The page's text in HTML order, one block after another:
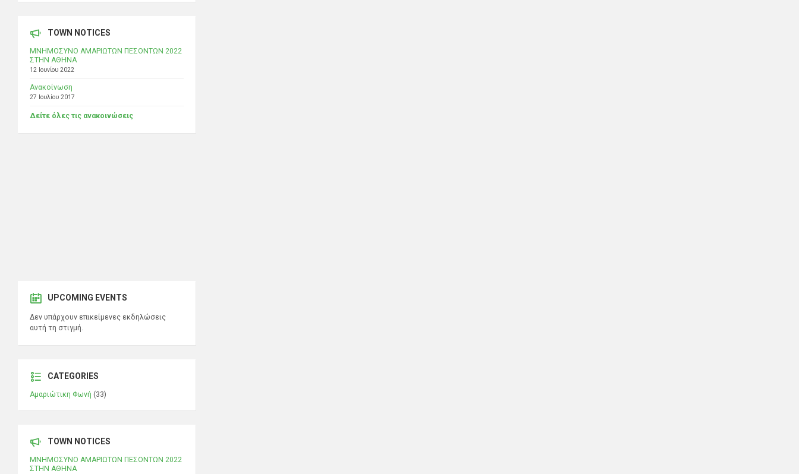
TOWN NOTICES
ΜΝΗΜΟΣΥΝΟ ΑΜΑΡΙΩΤΩΝ ΠΕΣΟΝΤΩΝ 2022
ΣΤΗΝ ΑΘΗΝΑ
12 Ιουνίου 2022
Ανακοίνωση
27 Ιουλίου 2017
Δείτε όλες τις ανακοινώσεις
UPCOMING EVENTS
Δεν υπάρχουν επικείμενες εκδηλώσεις
αυτή τη στιγμή.
CATEGORIES
Αμαριώτικη Φωνή (33)
TOWN NOTICES
ΜΝΗΜΟΣΥΝΟ ΑΜΑΡΙΩΤΩΝ ΠΕΣΟΝΤΩΝ 2022
ΣΤΗΝ ΑΘΗΝΑ